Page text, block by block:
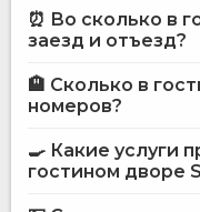
⏰ Во сколько в
заезд и отъезд?
Больше информации
🏨 Сколько в
номеров?
🍳 Какие услуги
гостином дворе